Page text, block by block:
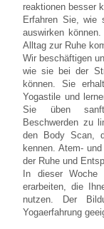
reaktionen besser
Erfahren Sie, wie
auswirken
Alltag zur Ruhe
Wir beschäftigen
wie sie bei der
können. Sie
Yogastile und
Sie üben
Beschwerden zu
den Body Scan,
kennen. Atem-
der Ruhe und
In dieser
erarbeiten, die
nutzen. Der
Yogaerfahrung